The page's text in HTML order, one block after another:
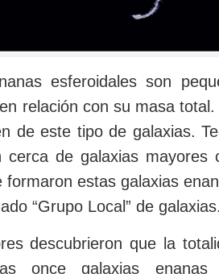
esferoidales son
relación con su masa
de este tipo de galaxias.
cerca de galaxias
formaron estas galaxias
“Grupo Local” de
descubrieron que la
once galaxias enanas